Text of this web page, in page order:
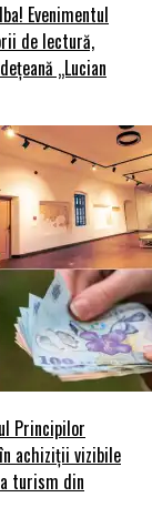
Evenimentul
de lectură,
„Lucian
Principilor
achiziții vizibile
turism din